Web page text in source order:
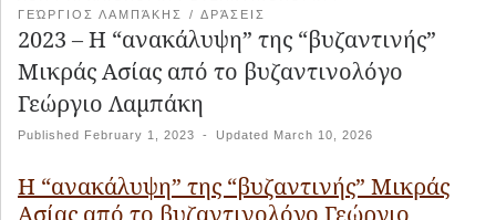
ΓΕΏΡΓΙΟΣ ΛΑΜΠΆΚΗΣ
ΔΡΆΣΕΙΣ
2023 – Η “ανακάλυψη” της “βυζαντινής”
Μικράς Ασίας από το βυζαντινολόγο
Γεώργιο Λαμπάκη
Published February 1, 2023 - Updated March 10, 2026
Η “ανακάλυψη” της “βυζαντινής” Μικράς
Ασίας από το βυζαντινολόγο Γεώργιο